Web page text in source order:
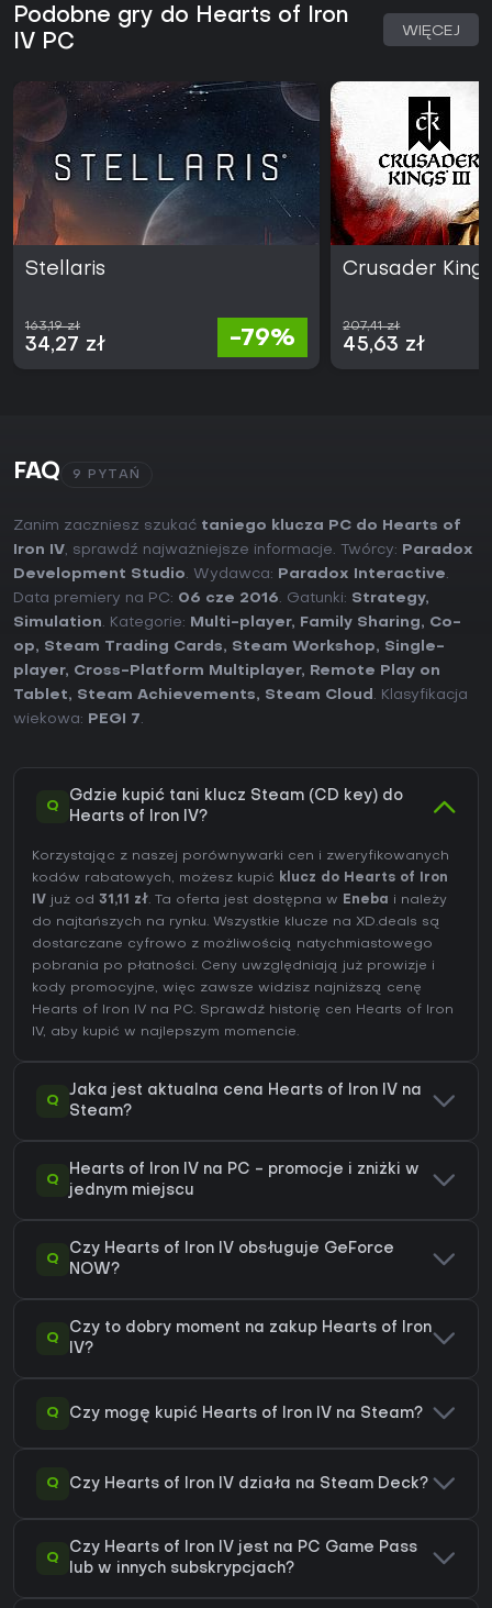
Podobne gry do Hearts of Iron
IV PC
WIĘCEJ
Stellaris
163,19 zł
34,27 zł -79%
Crusader
207,41 zł
45,63 zł
FAQ 9 PYTAŃ
Zanim zaczniesz szukać taniego klucza PC do Hearts of
Iron IV, sprawdź najważniejsze informacje. Twórcy:
Paradox
Development Studio. Wydawca: Paradox Interactive.
Data premiery na PC: 06 cze 2016. Gatunki: Strategy,
Simulation. Kategorie: Multi-player, Family Sharing, Co-
op, Steam Trading Cards, Steam Workshop, Single-
player, Cross-Platform Multiplayer,
Remote Play on
Tablet, Steam Achievements, Steam Cloud . Klasyfikacja
wiekowa:
PEGI 7.
Q
Gdzie kupić tani klucz Steam (CD key) do
Hearts of Iron IV?
Korzystając z naszej porównywarki cen i zweryfikowanych
kodów rabatowych, możesz kupić klucz do Hearts of Iron
IV już od 31,11 zł. Ta oferta jest dostępna w Eneba
i należy
do najtańszych na rynku. Wszystkie klucze na XD.deals są
dostarczane cyfrowo z możliwością natychmiastowego
pobrania po płatności. Ceny uwzględniają już prowizje i
kody promocyjne, więc zawsze widzisz najniższą cenę
Hearts of Iron IV na PC. Sprawdź historię cen Hearts of Iron
IV, aby kupić w najlepszym momencie.
Q
Jaka jest aktualna cena Hearts of Iron IV na
Steam?
Q
Hearts of Iron IV na PC - promocje i zniżki w
jednym miejscu
Q
Czy Hearts of Iron IV obsługuje GeForce
NOW?
Q
Czy to dobry moment na zakup Hearts of Iron
IV?
Q Czy mogę kupić Hearts of Iron IV na Steam?
Q Czy Hearts of Iron IV działa na Steam Deck?
Q
Czy Hearts of Iron IV jest na PC Game Pass
lub w innych subskrypcjach?